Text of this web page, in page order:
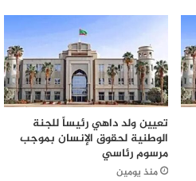
تعيين ولد داهي رئيساً للجنة
الوطنية لحقوق الإنسان بموجب
مرسوم رئاسي
منذ يومين